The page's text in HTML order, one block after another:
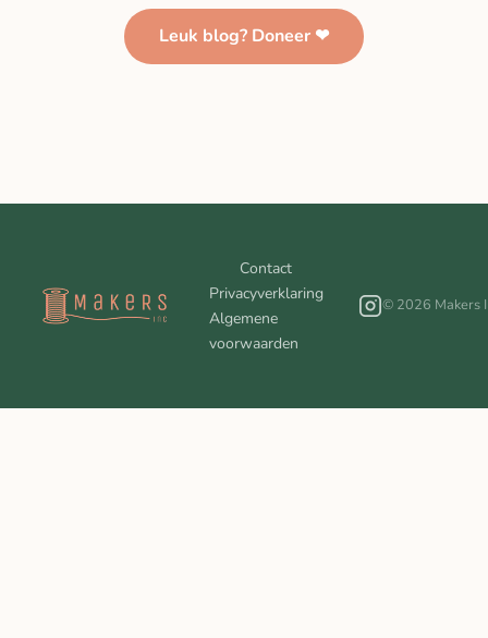
Leuk blog? Doneer ❤
Contact
Privacyverklaring
Algemene
voorwaarden
© 2026 Makers